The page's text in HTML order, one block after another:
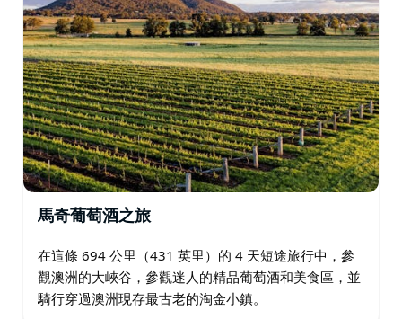
馬奇葡萄酒之旅
在這條 694 公里（431 英里）的 4 天短途旅行中，參
觀澳洲的大峽谷，參觀迷人的精品葡萄酒和美食區，並
騎行穿過澳洲現存最古老的淘金小鎮。